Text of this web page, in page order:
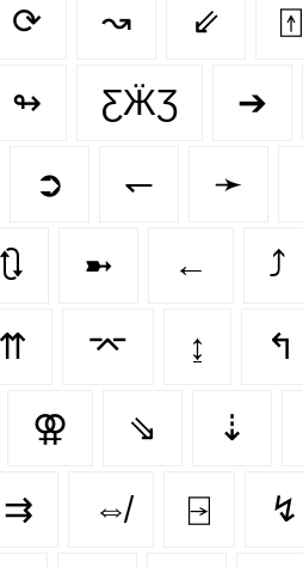
⟳ ↝ ⇙ ⍐
↬ ƸӜƷ ➔
➲ ↽ ➛
🔃 ➼ ← ⤴
⇈ ⌤ ↨ ↰
⚢ ⇘ ⇣
⇉ ⇎ ⍈ ↯